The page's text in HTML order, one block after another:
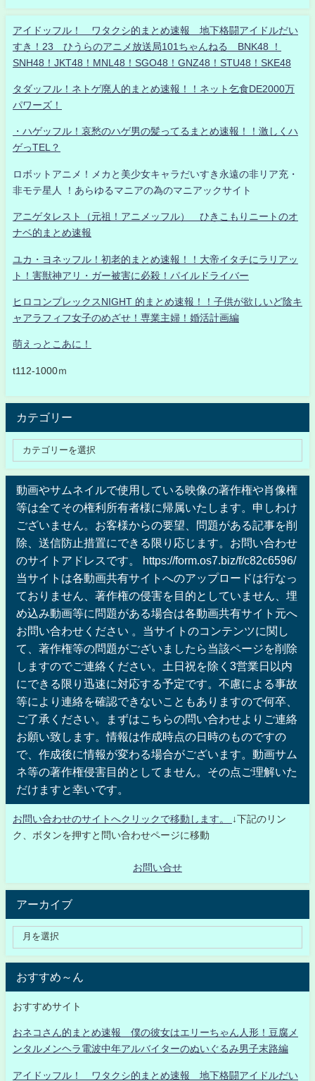
アイドッフル！ ワタクシ的まとめ速報 地下格闘アイドルだい
すき！23 ひうらのアニメ放送局101ちゃんねる BNK48 ！
SNH48！JKT48！MNL48！SGO48！GNZ48！STU48！SKE48
タダッフル！ネトゲ廃人的まとめ速報！！ネット乞食DE2000万
パワーズ！
・ハゲッフル！哀愁のハゲ男の髪ってるまとめ速報！！激しくハ
ゲっTEL？
ロボットアニメ！メカと美少女キャラだいすき永遠の非リア充・
非モテ星人 ！あらゆるマニアの為のマニアックサイト
アニゲタレスト（元祖！アニメッフル） ひきこもりニートのオ
ナベ的まとめ速報
ユカ・ヨネッフル！初老的まとめ速報！！大帝イタチにラリアッ
ト！害獣神アリ・ガー被害に必殺！パイルドライバー
ヒロコンプレックスNIGHT 的まとめ速報！！子供が欲しいど陰キ
ャアラフィフ女子のめざせ！専業主婦！婚活計画編
萌えっとこあに！
t112-1000ｍ
カテゴリー
動画やサムネイルで使用している映像の著作権や肖像権
等は全てその権利所有者様に帰属いたします。申しわけ
ございません。お客様からの要望、問題がある記事を削
除、送信防止措置にできる限り応じます。お問い合わせ
のサイトアドレスです。 https://form.os7.biz/f/c82c6596/
当サイトは各動画共有サイトへのアップロードは行なっ
ておりません、著作権の侵害を目的としていません、埋
め込み動画等に問題がある場合は各動画共有サイト元へ
お問い合わせください 。当サイトのコンテンツに関し
て、著作権等の問題がございましたら当該ページを削除
しますのでご連絡ください。土日祝を除く3営業日以内
にできる限り迅速に対応する予定です。不慮による事故
等により連絡を確認できないこともありますので何卒、
ご了承ください。まずはこちらの問い合わせよりご連絡
お願い致します。情報は作成時点の日時のものですの
で、作成後に情報が変わる場合がございます。動画サム
ネ等の著作権侵害目的としてません。その点ご理解いた
だけますと幸いです。
お問い合わせのサイトへクリックで移動します。
↓下記のリン
ク、ボタンを押すと問い合わせページに移動
お問い合せ
アーカイブ
おすすめ～ん
おすすめサイト
おネコさん的まとめ速報 僕の彼女はエリーちゃん人形！豆腐メ
ンタルメンヘラ電波中年アルバイターのぬいぐるみ男子末路編
アイドッフル！ ワタクシ的まとめ速報 地下格闘アイドルだい